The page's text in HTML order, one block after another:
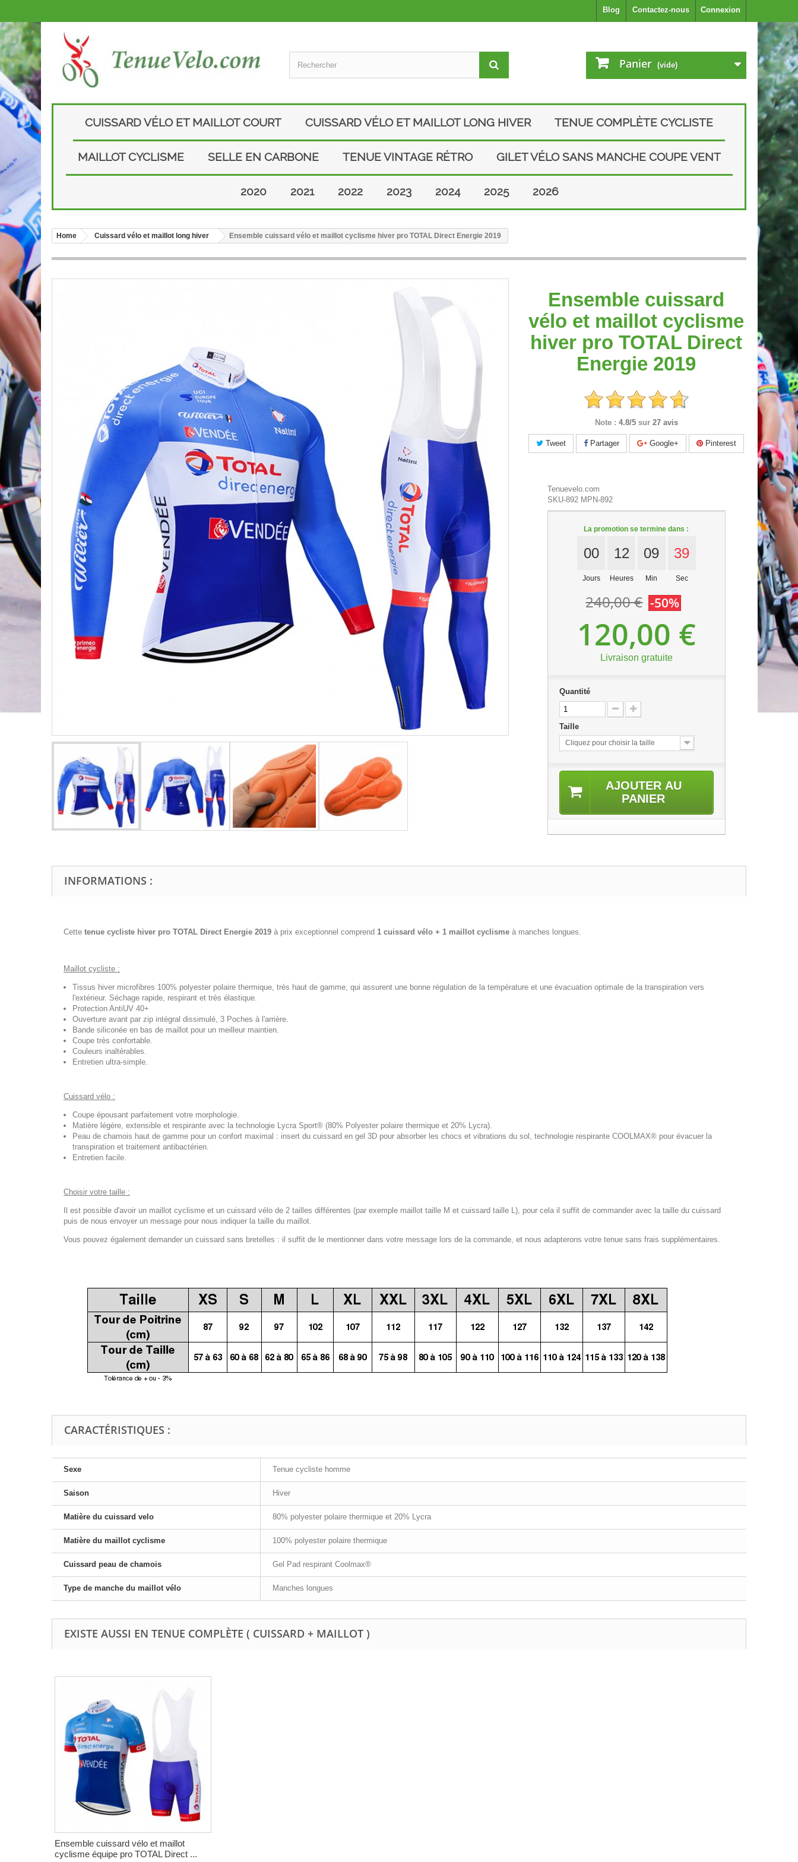
Connexion
Contactez-nous
Blog
Panier (vide)
CUISSARD VÉLO ET MAILLOT COURT CUISSARD VÉLO ET MAILLOT LONG HIVER TENUE COMPLÈTE CYCLISTE
MAILLOT CYCLISME SELLE EN CARBONE TENUE VINTAGE RÉTRO GILET VÉLO SANS MANCHE COUPE VENT
2020 2021 2022 2023 2024 2025 2026
Home Cuissard vélo et maillot long hiver Ensemble cuissard vélo et maillot cyclisme hiver pro TOTAL Direct Energie 2019
Ensemble cuissard
vélo et maillot cyclisme
hiver pro TOTAL Direct
Energie 2019
Note : 4.8/5 sur 27 avis
Tweet Partager Google+ Pinterest
Tenuevelo.com
SKU-892 MPN-892
La promotion se termine dans :
00
Jours
12
Heures
09
Min
38
Sec
240,00 € -50%
120,00 €
Livraison gratuite
Quantité
Taille
Cliquez pour choisir la taille
AJOUTER AU
PANIER
INFORMATIONS :
Cette tenue cycliste hiver pro TOTAL Direct Energie 2019 à prix exceptionnel comprend 1 cuissard vélo + 1 maillot cyclisme à manches longues.
Maillot cycliste :
Tissus hiver microfibres 100% polyester polaire thermique, très haut de gamme, qui assurent une bonne régulation de la température et une évacuation optimale de la transpiration vers
l'extérieur. Séchage rapide, respirant et très élastique.
Protection AntiUV 40+
Ouverture avant par zip intégral dissimulé, 3 Poches à l'arrière.
Bande siliconée en bas de maillot pour un meilleur maintien.
Coupe très confortable.
Couleurs inaltérables.
Entretien ultra-simple.
Cuissard vélo :
Coupe épousant parfaitement votre morphologie.
Matière légère, extensible et respirante avec la technologie Lycra Sport® (80% Polyester polaire thermique et 20% Lycra).
Peau de chamois haut de gamme pour un confort maximal : insert du cuissard en gel 3D pour absorber les chocs et vibrations du sol, technologie respirante COOLMAX® pour évacuer la
transpiration et traitement antibactérien.
Entretien facile.
Choisir votre taille :
Il est possible d'avoir un maillot cyclisme et un cuissard vélo de 2 tailles différentes (par exemple maillot taille M et cuissard taille L), pour cela il suffit de commander avec la taille du cuissard
puis de nous envoyer un message pour nous indiquer la taille du maillot.
Vous pouvez également demander un cuissard sans bretelles : il suffit de le mentionner dans votre message lors de la commande, et nous adapterons votre tenue sans frais supplémentaires.
CARACTÉRISTIQUES :
Sexe Tenue cycliste homme
Saison Hiver
Matière du cuissard velo 80% polyester polaire thermique et 20% Lycra
Matière du maillot cyclisme 100% polyester polaire thermique
Cuissard peau de chamois Gel Pad respirant Coolmax®
Type de manche du maillot vélo Manches longues
EXISTE AUSSI EN TENUE COMPLÈTE ( CUISSARD + MAILLOT )
Ensemble cuissard vélo et maillot
cyclisme équipe pro TOTAL Direct ...